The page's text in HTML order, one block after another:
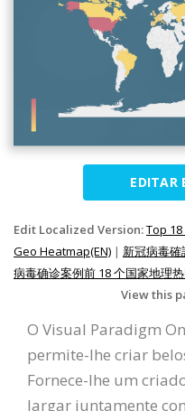
EDITAR
Edit Localized Version:Top
Geo Heatmap(EN) | 新冠病毒確
病毒确诊案例前 18 个国家地理
View this
O Visual Paradigm
permite-lhe criar
Fornece-lhe um
largar juntamente